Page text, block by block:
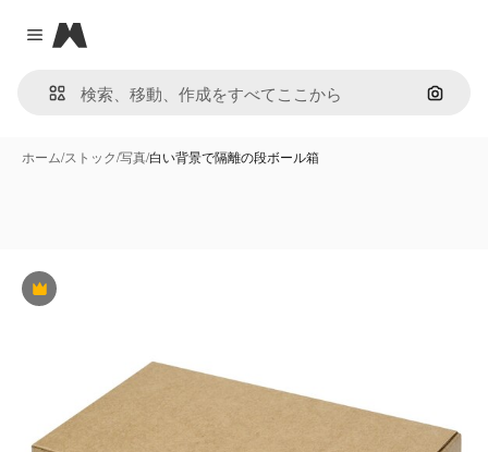
Close menu
Magnific
画像で
ホーム/ストック/写真/白い背景で隔離の段ボール箱
Premium